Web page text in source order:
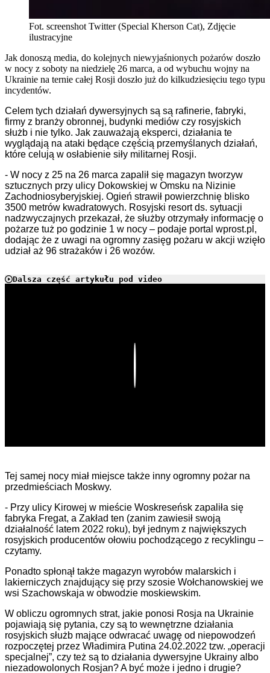
Fot. screenshot Twitter (Special Kherson Cat), Zdjęcie
ilustracyjne
Jak donoszą media, do kolejnych niewyjaśnionych pożarów doszło
w nocy z soboty na niedzielę 26 marca, a od wybuchu wojny na
Ukrainie na ternie całej Rosji doszło już do kilkudziesięciu tego typu
incydentów.
Celem tych działań dywersyjnych są są rafinerie, fabryki,
firmy z branży obronnej, budynki mediów czy rosyjskich
służb i nie tylko. Jak zauważają eksperci, działania te
wyglądają na ataki będące częścią przemyślanych działań,
które celują w osłabienie siły militarnej Rosji.
- W nocy z 25 na 26 marca zapalił się magazyn tworzyw
sztucznych przy ulicy Dokowskiej w Omsku na Nizinie
Zachodniosyberyjskiej. Ogień strawił powierzchnię blisko
3500 metrów kwadratowych. Rosyjski resort ds. sytuacji
nadzwyczajnych przekazał, że służby otrzymały informację o
pożarze tuż po godzinie 1 w nocy – podaje portal wprost.pl,
dodając że z uwagi na ogromny zasięg pożaru w akcji wzięło
udział aż 96 strażaków i 26 wozów.
Dalsza część artykułu pod video
Tej samej nocy miał miejsce także inny ogromny pożar na
przedmieściach Moskwy.
- Przy ulicy Kirowej w mieście Woskreseńsk zapaliła się
fabryka Fregat, a Zakład ten (zanim zawiesił swoją
działalność latem 2022 roku), był jednym z największych
rosyjskich producentów ołowiu pochodzącego z recyklingu –
czytamy.
Ponadto spłonął także magazyn wyrobów malarskich i
lakierniczych znajdujący się przy szosie Wołchanowskiej we
wsi Szachowskaja w obwodzie moskiewskim.
W obliczu ogromnych strat, jakie ponosi Rosja na Ukrainie
pojawiają się pytania, czy są to wewnętrzne działania
rosyjskich służb mające odwracać uwagę od niepowodzeń
rozpoczętej przez Władimira Putina 24.02.2022 tzw. „operacji
specjalnej”, czy też są to działania dywersyjne Ukrainy albo
niezadowolonych Rosjan? A być może i jedno i drugie?